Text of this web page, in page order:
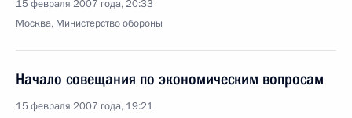
15 февраля 2007 года, 20:33
Москва, Министерство обороны
Начало совещания по экономическим вопросам
15 февраля 2007 года, 19:21